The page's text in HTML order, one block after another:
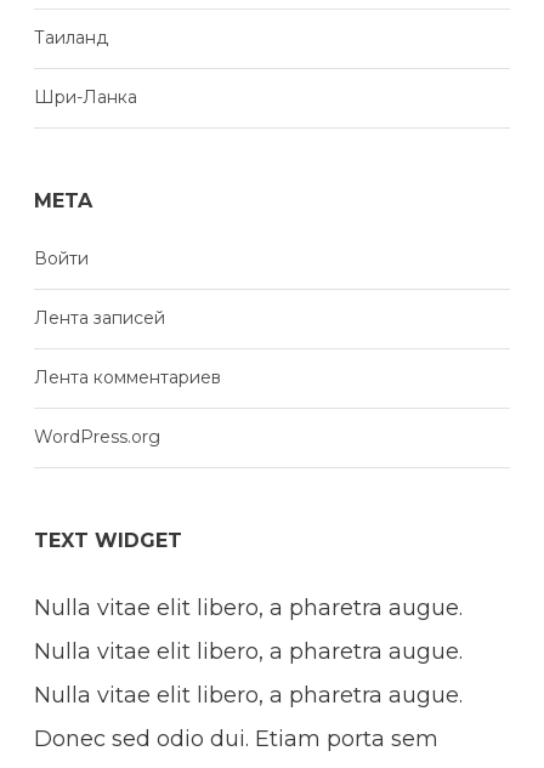
Таиланд
Шри-Ланка
META
Войти
Лента записей
Лента комментариев
WordPress.org
TEXT WIDGET
Nulla vitae elit libero, a pharetra augue.
Nulla vitae elit libero, a pharetra augue.
Nulla vitae elit libero, a pharetra augue.
Donec sed odio dui. Etiam porta sem